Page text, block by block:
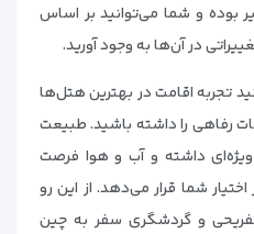
و شما می‌توانید بر اساس
در آن‌ها به وجود آورید.
تجربه اقامت در بهترین هتل‌ها
رفاهی را داشته باشید. طبیعت
داشته و آب و هوا فرصت
شما قرار می‌دهد. از این رو
تفریحی و گردشگری سفر به چین